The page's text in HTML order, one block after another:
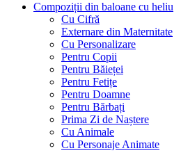
Compoziții din baloane cu heliu
Cu Cifră
Externare din Maternitate
Cu Personalizare
Pentru Copii
Pentru Băieței
Pentru Fetițe
Pentru Doamne
Pentru Bărbați
Prima Zi de Naștere
Cu Animale
Cu Personaje Animate